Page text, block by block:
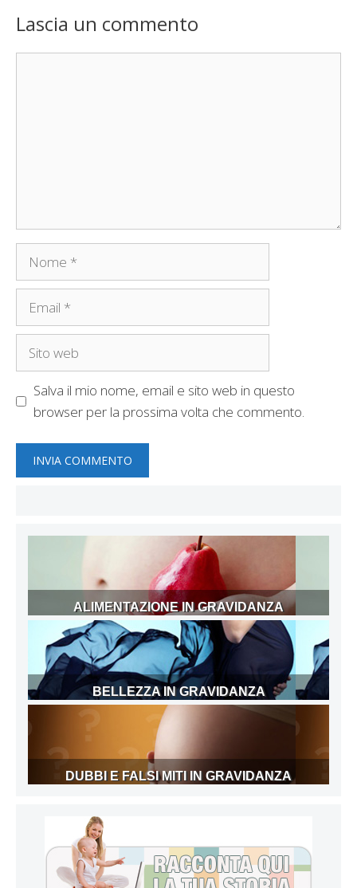
Lascia un commento
Nome
Email
Sito
Salva il mio nome, email e sito web in questo
browser per la prossima volta che commento.
ALIMENTAZIONE IN GRAVIDANZA
BELLEZZA IN GRAVIDANZA
DUBBI E FALSI MITI IN GRAVIDANZA